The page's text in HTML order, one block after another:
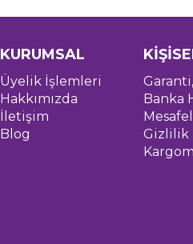
KURUMSAL
Üyelik İşlemleri
Hakkımızda
İletişim
Blog
Banka
Gizlilik